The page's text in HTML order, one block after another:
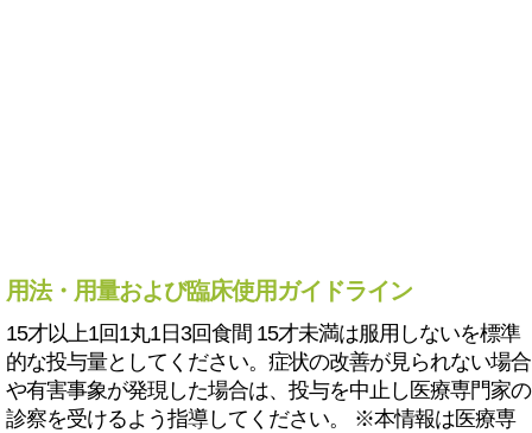
用法・用量および臨床使用ガイドライン
15才以上1回1丸1日3回食間 15才未満は服用しないを標準
的な投与量としてください。症状の改善が見られない場合
や有害事象が発現した場合は、投与を中止し医療専門家の
診察を受けるよう指導してください。 ※本情報は医療専